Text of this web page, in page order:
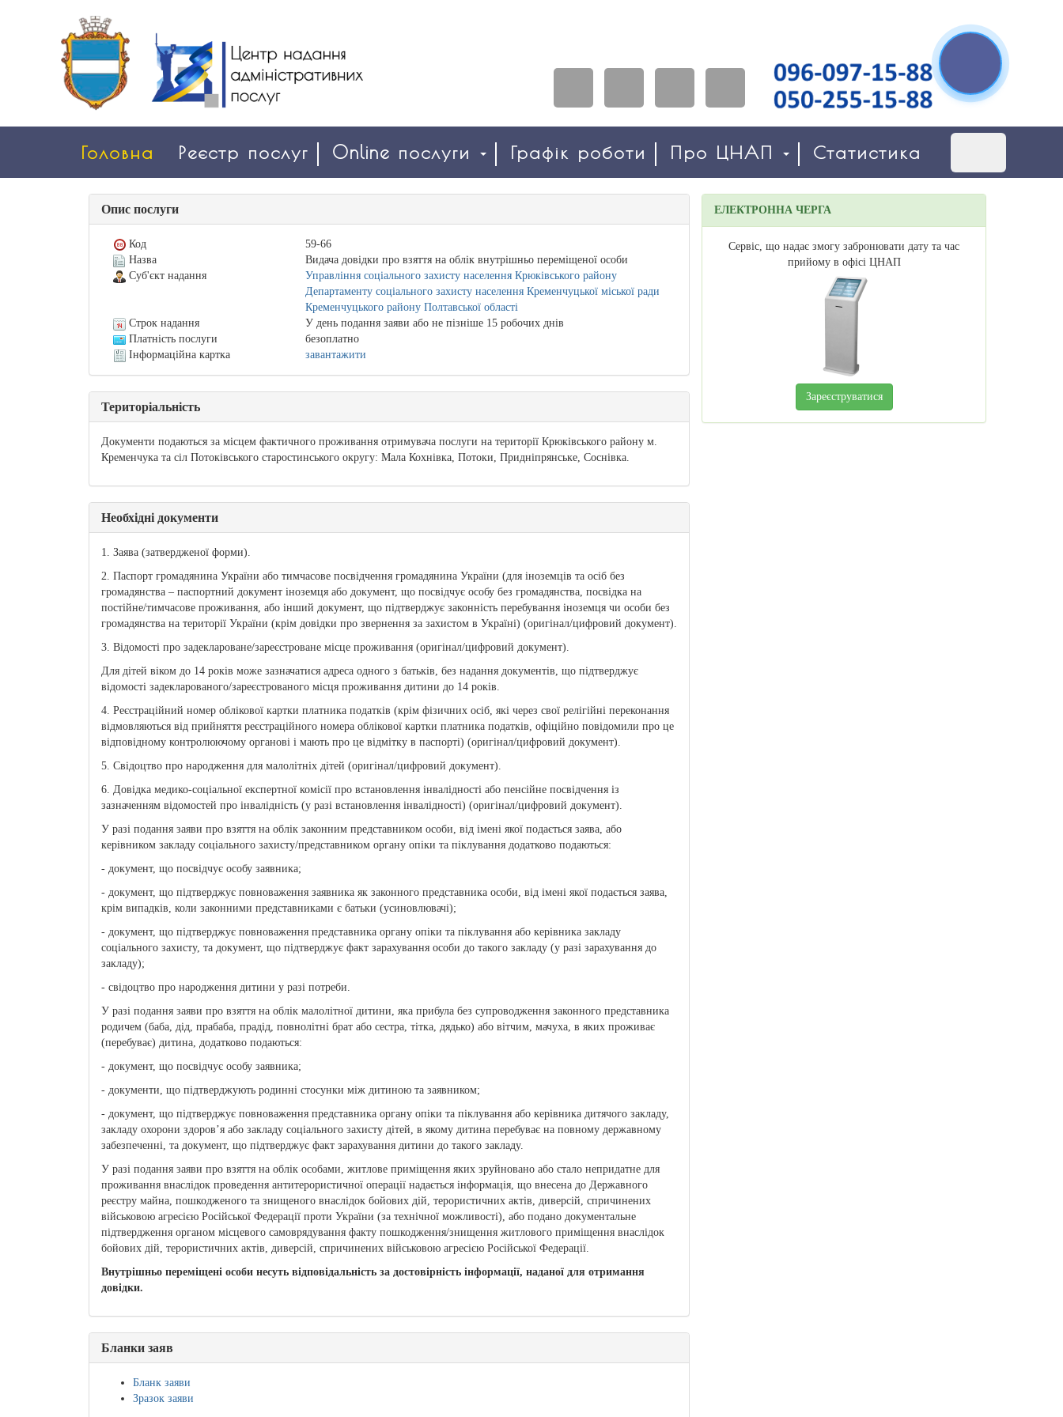
Головна Реєстр послуг Online послуги Графік роботи Про ЦНАП Статистика
Опис послуги
Код
59-66
Назва
Видача довідки про взяття на облік внутрішньо переміщеної особи
Суб'єкт надання
Управління соціального захисту населення Крюківського району
Департаменту соціального захисту населення Кременчуцької міської ради
Кременчуцького району Полтавської області
Строк надання
У день подання заяви або не пізніше 15 робочих днів
Платність послуги
безоплатно
Інформаційна картка
завантажити
Територіальність
Документи подаються за місцем фактичного проживання отримувача послуги на території Крюківського району м.
Кременчука та сіл Потоківського старостинського округу: Мала Кохнівка, Потоки, Придніпрянське, Соснівка.
Необхідні документи
1. Заява (затвердженої форми).
2. Паспорт громадянина України або тимчасове посвідчення громадянина України (для іноземців та осіб без
громадянства – паспортний документ іноземця або документ, що посвідчує особу без громадянства, посвідка на
постійне/тимчасове проживання, або інший документ, що підтверджує законність перебування іноземця чи особи без
громадянства на території України (крім довідки про звернення за захистом в Україні) (оригінал/цифровий документ).
3. Відомості про задеклароване/зареєстроване місце проживання (оригінал/цифровий документ).
Для дітей віком до 14 років може зазначатися адреса одного з батьків, без надання документів, що підтверджує
відомості задекларованого/зареєстрованого місця проживання дитини до 14 років.
4. Реєстраційний номер облікової картки платника податків (крім фізичних осіб, які через свої релігійні переконання
відмовляються від прийняття реєстраційного номера облікової картки платника податків, офіційно повідомили про це
відповідному контролюючому органові і мають про це відмітку в паспорті) (оригінал/цифровий документ).
5. Свідоцтво про народження для малолітніх дітей (оригінал/цифровий документ).
6. Довідка медико-соціальної експертної комісії про встановлення інвалідності або пенсійне посвідчення із
зазначенням відомостей про інвалідність (у разі встановлення інвалідності) (оригінал/цифровий документ).
У разі подання заяви про взяття на облік законним представником особи, від імені якої подається заява, або
керівником закладу соціального захисту/представником органу опіки та піклування додатково подаються:
- документ, що посвідчує особу заявника;
- документ, що підтверджує повноваження заявника як законного представника особи, від імені якої подається заява,
крім випадків, коли законними представниками є батьки (усиновлювачі);
- документ, що підтверджує повноваження представника органу опіки та піклування або керівника закладу
соціального захисту, та документ, що підтверджує факт зарахування особи до такого закладу (у разі зарахування до
закладу);
- свідоцтво про народження дитини у разі потреби.
У разі подання заяви про взяття на облік малолітної дитини, яка прибула без супроводження законного представника
родичем (баба, дід, прабаба, прадід, повнолітні брат або сестра, тітка, дядько) або вітчим, мачуха, в яких проживає
(перебуває) дитина, додатково подаються:
- документ, що посвідчує особу заявника;
- документи, що підтверджують родинні стосунки між дитиною та заявником;
- документ, що підтверджує повноваження представника органу опіки та піклування або керівника дитячого закладу,
закладу охорони здоров’я або закладу соціального захисту дітей, в якому дитина перебуває на повному державному
забезпеченні, та документ, що підтверджує факт зарахування дитини до такого закладу.
У разі подання заяви про взяття на облік особами, житлове приміщення яких зруйновано або стало непридатне для
проживання внаслідок проведення антитерористичної операції надається інформація, що внесена до Державного
реєстру майна, пошкодженого та знищеного внаслідок бойових дій, терористичних актів, диверсій, спричинених
військовою агресією Російської Федерації проти України (за технічної можливості), або подано документальне
підтвердження органом місцевого самоврядування факту пошкодження/знищення житлового приміщення внаслідок
бойових дій, терористичних актів, диверсій, спричинених військовою агресією Російської Федерації.
Внутрішньо переміщені особи несуть відповідальність за достовірність інформації, наданої для отримання
довідки.
Бланки заяв
Бланк заяви
Зразок заяви
ЕЛЕКТРОННА ЧЕРГА
Сервіс, що надає змогу забронювати дату та час
прийому в офісі ЦНАП
Зареєструватися